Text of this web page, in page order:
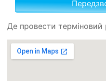
Де провести терміновий